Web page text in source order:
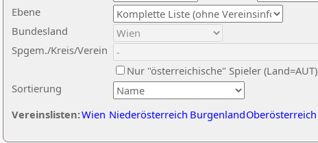
Ebene
Sortierung
Bundesland
Spgem./Kreis/Verein
Nur "österreichische" Spieler (Land=AUT)
Vereinslisten:Wien Niederösterreich BurgenlandOberösterreich